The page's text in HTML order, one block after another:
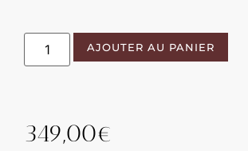
AJOUTER AU PANIER
349,00€